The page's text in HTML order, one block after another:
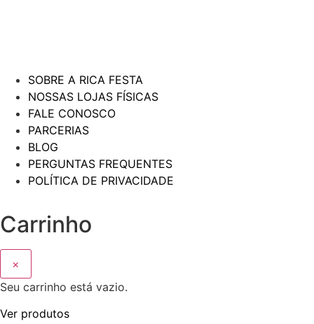
SOBRE A RICA FESTA
NOSSAS LOJAS FÍSICAS
FALE CONOSCO
PARCERIAS
BLOG
PERGUNTAS FREQUENTES
POLÍTICA DE PRIVACIDADE
Carrinho
×
Seu carrinho está vazio.
Ver produtos